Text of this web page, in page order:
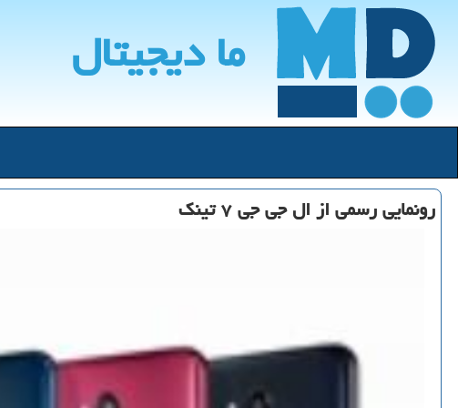
ما دیجیتال
رونمایی رسمی از ال جی جی ۷ تینك